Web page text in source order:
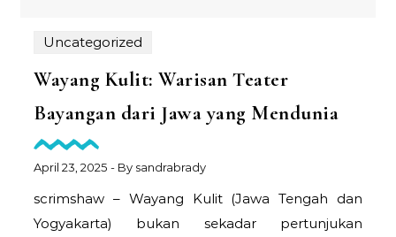
Uncategorized
Wayang Kulit: Warisan Teater
Bayangan dari Jawa yang Mendunia
April 23, 2025 - By sandrabrady
scrimshaw – Wayang Kulit (Jawa Tengah dan
Yogyakarta) bukan sekadar pertunjukan